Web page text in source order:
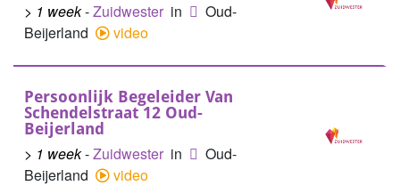
> 1 week-Zuidwester in
Oud-
Beijerland
video
Persoonlijk Begeleider Van
Schendelstraat 12 Oud-
Beijerland
> 1 week-Zuidwester in
Oud-
Beijerland
video